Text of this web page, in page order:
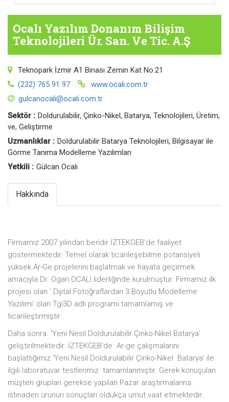
Ocalı Yazılım Donanım Bilişim
Teknolojileri Ür. San. Ve Tic. A.Ş
Teknopark İzmir A1 Binası Zemin Kat No:21
(232) 765 91 97
www.ocali.com.tr
gulcanocali@ocali.com.tr
Sektör : Doldurulabilir, Çinko-Nikel, Batarya, Teknolojileri, Üretim,
ve, Geliştirme
Uzmanlıklar : Doldurulabilir Batarya Teknolojileri, Bilgisayar ile
Görme Tanıma Modelleme Yazılımları
Yetkili : Gülcan Ocalı
Hakkında
Firmamız 2007 yılından beridir İZTEKGEB'de faaliyet
göstermektedir. Temel olarak ticarileşebilme potansiyeli
yüksek Ar-Ge projelerini başlatmak ve hayata geçirmek
amacıyla Dr. Ogan OCALI liderliğinde kurulmuştur. Firmamız ilk
projesi olan ' Dijital Fotoğraflardan 3 Boyutlu Modelleme
Yazılımı' olan Tgi3D adlı programı tamamlamış ve
ticarileştirmiştir.
Daha sonra ‘Yeni Nesil Doldurulabilir Çinko-Nikel Batarya’
geliştirilmektedir. İZTEKGEB’de Ar-ge çalışmalarını
başlattığımız ‘Yeni Nesil Doldurulabilir Çinko-Nikel Batarya’ ile
ilgili laboratuvar testlerimiz tamamlanmıştır. Gerek konuşulan
müşteri grupları gerekse yapılan Pazar araştırmalarına
istinaden ürünün sonuçları oldukça umut vaat etmektedir.